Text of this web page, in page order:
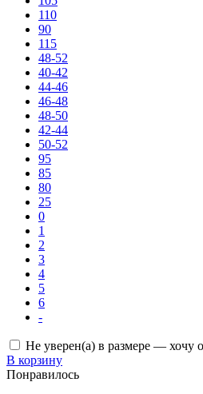
110
90
115
48-52
40-42
44-46
46-48
48-50
42-44
50-52
95
85
80
25
0
1
2
3
4
5
6
-
Не уверен(а) в размере — хочу
В корзину
Понравилось